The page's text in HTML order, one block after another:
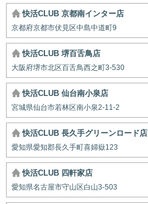
快活CLUB 京都南インター店
京都府京都市伏見区中島中道町9
快活CLUB 堺百舌鳥店
大阪府堺市北区百舌鳥西之町3-530
快活CLUB 仙台南小泉店
宮城県仙台市若林区南小泉2-11-2
快活CLUB 長久手グリーンロード店
愛知県愛知郡長久手町喜婦嶽123
快活CLUB 四軒家店
愛知県名古屋市守山区白山3-503